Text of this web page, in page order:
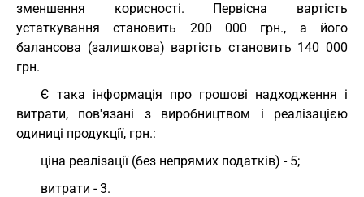
зменшення корисності. Первісна вартість
устаткування становить 200 000 грн., а його
балансова (залишкова) вартість становить 140 000
грн.
Є така інформація про грошові надходження і
витрати, пов'язані з виробництвом і реалізацією
одиниці продукції, грн.:
ціна реалізації (без непрямих податків) - 5;
витрати - 3.